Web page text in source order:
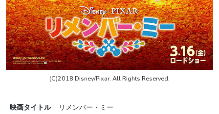
(C)2018 Disney/Pixar. All Rights Reserved.
映画タイトル
リメンバー・ミー